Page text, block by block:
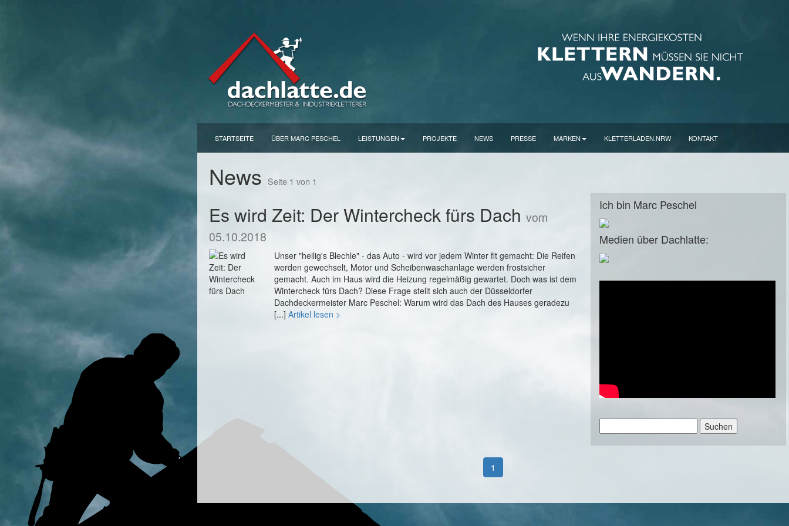
STARTSEITE ÜBER MARC PESCHEL LEISTUNGEN PROJEKTE NEWS PRESSE MARKEN KLETTERLADEN.NRW KONTAKT
News Seite 1 von 1
Es wird Zeit: Der Wintercheck fürs Dach vom
05.10.2018
Unser "heilig's Blechle" - das Auto - wird vor jedem Winter fit gemacht: Die Reifen
werden gewechselt, Motor und Scheibenwaschanlage werden frostsicher
gemacht. Auch im Haus wird die Heizung regelmäßig gewartet. Doch was ist dem
Wintercheck fürs Dach? Diese Frage stellt sich auch der Düsseldorfer
Dachdeckermeister Marc Peschel: Warum wird das Dach des Hauses geradezu
[...] Artikel lesen >
Ich bin Marc Peschel
Medien über Dachlatte:
nach:
1